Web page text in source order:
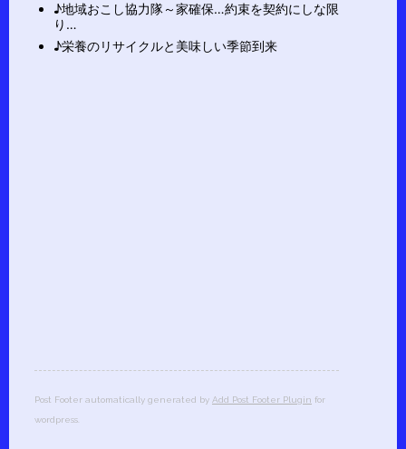
♪地域おこし協力隊～家確保…約束を契約にしな限
り…
♪栄養のリサイクルと美味しい季節到来
Post Footer automatically generated by Add Post Footer Plugin for
wordpress.